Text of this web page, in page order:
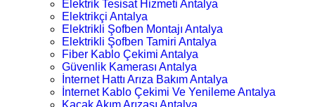
Elektrik Tesisat Hizmeti Antalya
Elektrikçi Antalya
Elektrikli Şofben Montajı Antalya
Elektrikli Şofben Tamiri Antalya
Fiber Kablo Çekimi Antalya
Güvenlik Kamerası Antalya
İnternet Hattı Arıza Bakım Antalya
İnternet Kablo Çekimi Ve Yenileme Antalya
Kaçak Akım Arızası Antalya